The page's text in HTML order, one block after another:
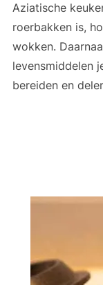
Aziatische
roerbakken is,
wokken.
levensmiddelen
bereiden en